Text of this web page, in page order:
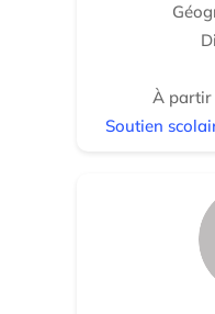
À partir
Soutien